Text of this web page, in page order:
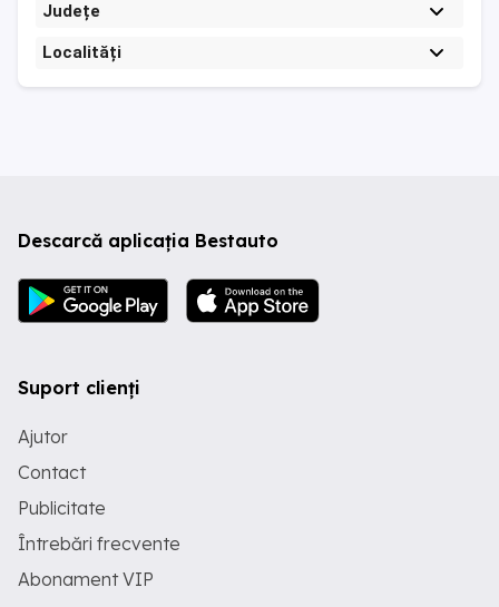
Județe
Localități
Descarcă aplicația Bestauto
Suport clienți
Ajutor
Contact
Publicitate
Întrebări frecvente
Abonament VIP